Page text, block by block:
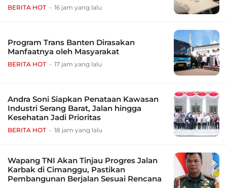
BERITA HOT 16 jam yang lalu
Program Trans Banten Dirasakan
Manfaatnya oleh Masyarakat
BERITA HOT 17 jam yang lalu
Andra Soni Siapkan Penataan Kawasan
Industri Serang Barat, Jalan hingga
Kesehatan Jadi Prioritas
BERITA HOT 18 jam yang lalu
Wapang TNI Akan Tinjau Progres Jalan
Karbak di Cimanggu, Pastikan
Pembangunan Berjalan Sesuai Rencana